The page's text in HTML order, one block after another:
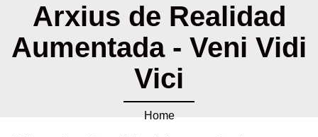
Arxius de Realidad
Aumentada - Veni Vidi
Vici
Home